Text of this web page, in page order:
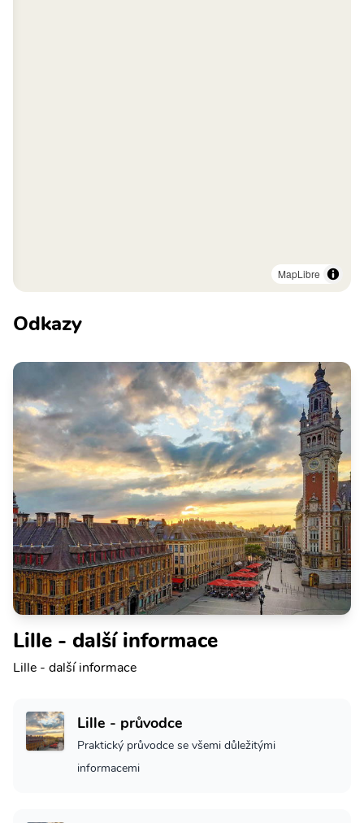
MapLibre
Odkazy
Lille - další informace
Lille - další informace
Lille - průvodce
Praktický průvodce se všemi důležitými
informacemi